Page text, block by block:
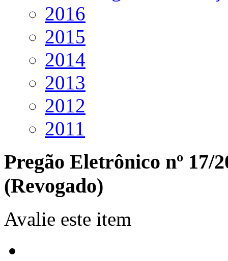
2016
2015
2014
2013
2012
2011
Pregão Eletrônico nº 17/
(Revogado)
Avalie este item